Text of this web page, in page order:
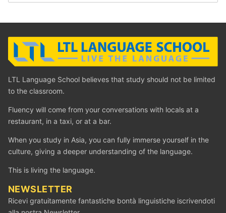
LTL Language School believes that study should not be limited
to the classroom.
Fluency will come from your conversations with locals at a
restaurant, in a taxi, or at a bar.
When you study in Asia, you can fully immerse yourself in the
culture, giving a deeper understanding of the language.
This is living the language.
NEWSLETTER
Ricevi gratuitamente fantastiche bontà linguistiche iscrivendoti